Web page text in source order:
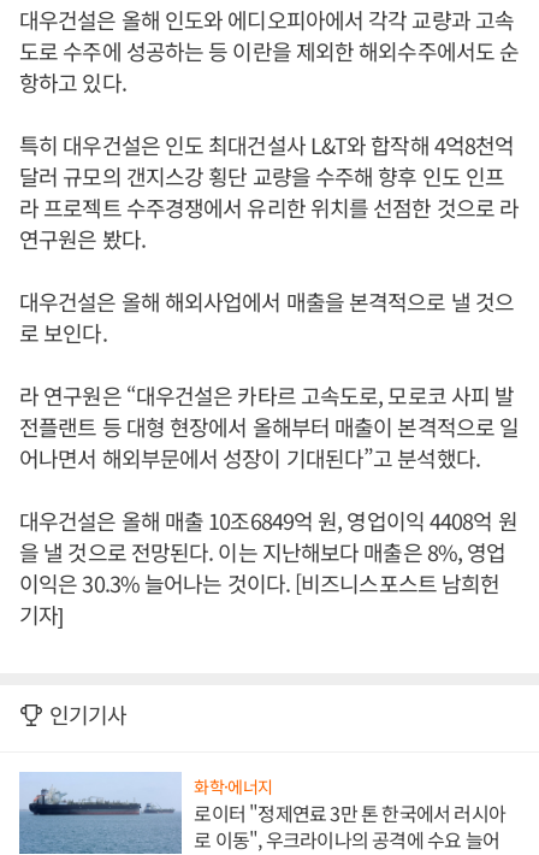
대우건설은 올해 인도와 에디오피아에서 각각 교량과 고속
도로 수주에 성공하는 등 이란을 제외한 해외수주에서도 순
항하고 있다.
특히 대우건설은 인도 최대건설사 L&T와 합작해 4억8천억
달러 규모의 갠지스강 횡단 교량을 수주해 향후 인도 인프
라 프로젝트 수주경쟁에서 유리한 위치를 선점한 것으로 라
연구원은 봤다.
대우건설은 올해 해외사업에서 매출을 본격적으로 낼 것으
로 보인다.
라 연구원은 “대우건설은 카타르 고속도로, 모로코 사피 발
전플랜트 등 대형 현장에서 올해부터 매출이 본격적으로 일
어나면서 해외부문에서 성장이 기대된다”고 분석했다.
대우건설은 올해 매출 10조6849억 원, 영업이익 4408억 원
을 낼 것으로 전망된다. 이는 지난해보다 매출은 8%, 영업
이익은 30.3% 늘어나는 것이다. [비즈니스포스트 남희헌
기자]
인기기사
화학·에너지
로이터 "정제연료 3만 톤 한국에서 러시아
로 이동", 우크라이나의 공격에 수요 늘어